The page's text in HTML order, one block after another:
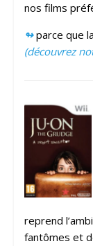
nos films
↬ parce que
(découvrez
reprend
fantômes et